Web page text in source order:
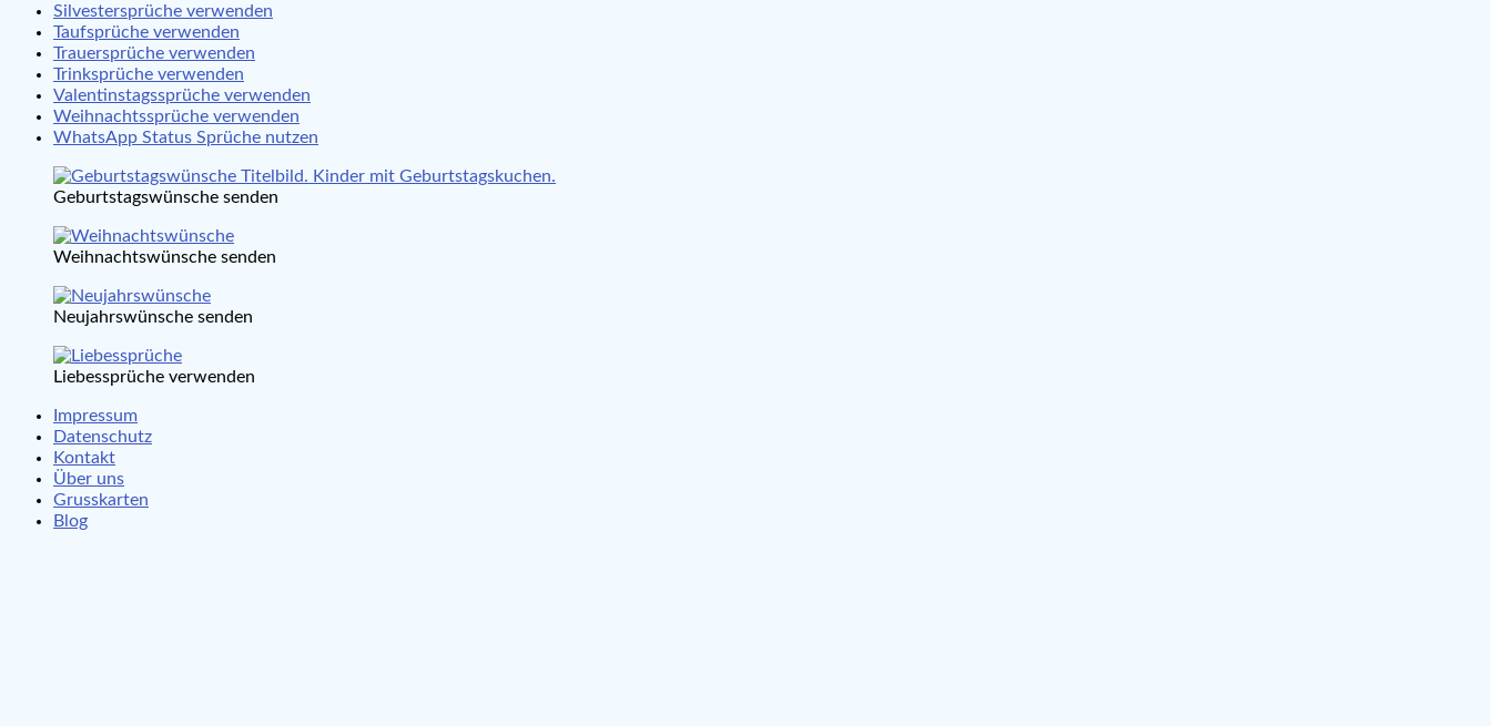
Silvestersprüche verwenden
Taufsprüche verwenden
Trauersprüche verwenden
Trinksprüche verwenden
Valentinstagssprüche verwenden
Weihnachtssprüche verwenden
WhatsApp Status Sprüche nutzen
Geburtstagswünsche senden
Weihnachtswünsche senden
Neujahrswünsche senden
Liebessprüche verwenden
Impressum
Datenschutz
Kontakt
Über uns
Grusskarten
Blog